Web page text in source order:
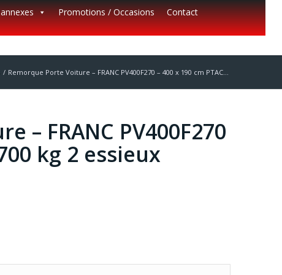
Promotions / Occasions Contact
/ Remorque Porte Voiture – FRANC PV400F270 – 400 x 190 cm PTAC...
– FRANC PV400F270
kg 2 essieux